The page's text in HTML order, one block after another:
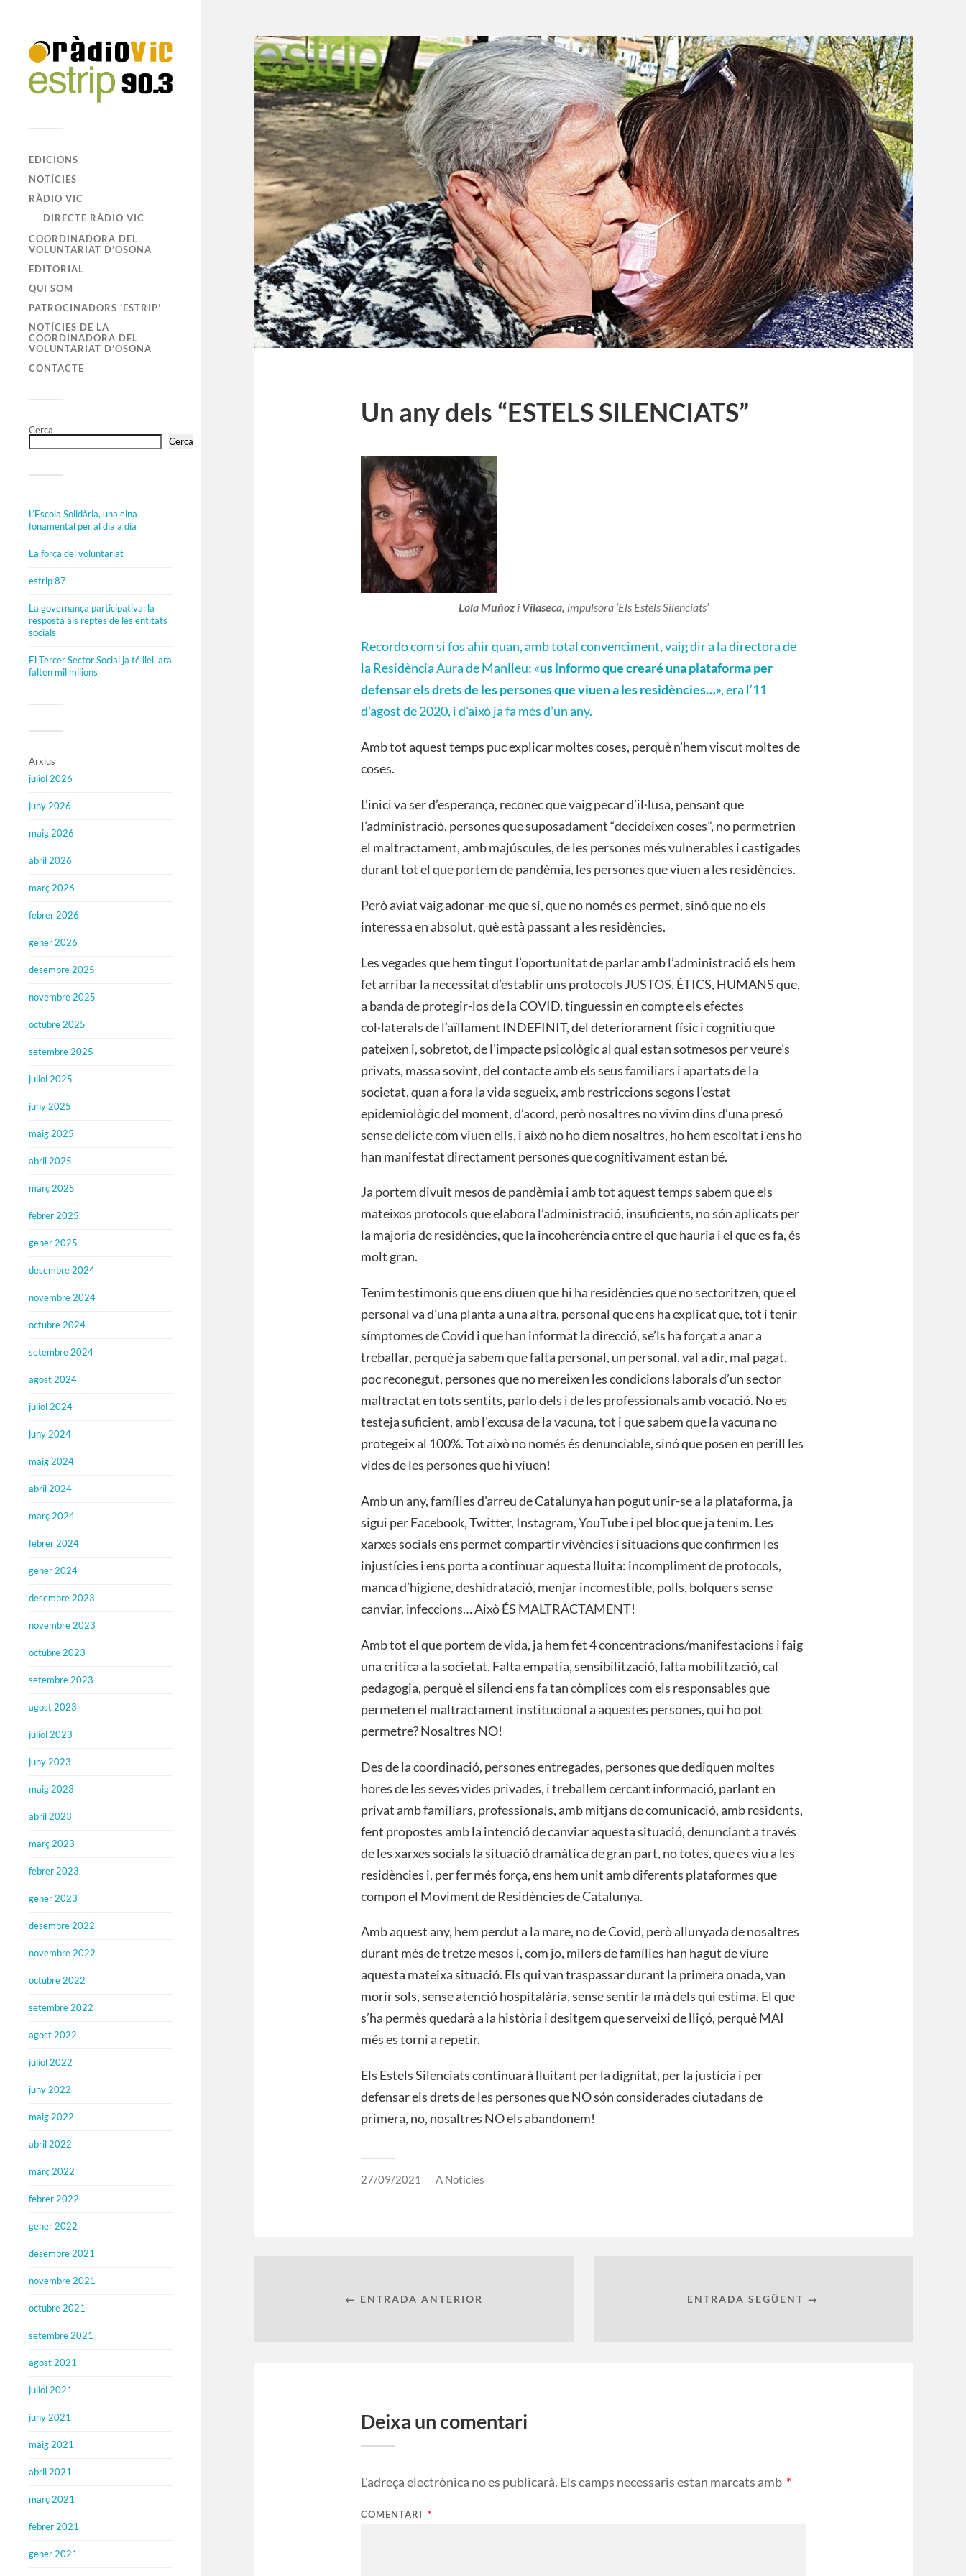
EDICIONS
NOTÍCIES
RÀDIO VIC
DIRECTE RÀDIO VIC
COORDINADORA DEL
VOLUNTARIAT D’OSONA
EDITORIAL
QUI SOM
PATROCINADORS ‘ESTRIP’
NOTÍCIES DE LA
COORDINADORA DEL
VOLUNTARIAT D’OSONA
CONTACTE
Cerca
Cerca
L’Escola Solidària, una eina
fonamental per al dia a dia
La força del voluntariat
estrip 87
La governança participativa: la
resposta als reptes de les entitats
socials
El Tercer Sector Social ja té llei, ara
falten mil milions
Arxius
juliol 2026
juny 2026
maig 2026
abril 2026
març 2026
febrer 2026
gener 2026
desembre 2025
novembre 2025
octubre 2025
setembre 2025
juliol 2025
juny 2025
maig 2025
abril 2025
març 2025
febrer 2025
gener 2025
desembre 2024
novembre 2024
octubre 2024
setembre 2024
agost 2024
juliol 2024
juny 2024
maig 2024
abril 2024
març 2024
febrer 2024
gener 2024
desembre 2023
novembre 2023
octubre 2023
setembre 2023
agost 2023
juliol 2023
juny 2023
maig 2023
abril 2023
març 2023
febrer 2023
gener 2023
desembre 2022
novembre 2022
octubre 2022
setembre 2022
agost 2022
juliol 2022
juny 2022
maig 2022
abril 2022
març 2022
febrer 2022
gener 2022
desembre 2021
novembre 2021
octubre 2021
setembre 2021
agost 2021
juliol 2021
juny 2021
maig 2021
abril 2021
març 2021
febrer 2021
gener 2021
Un any dels “ESTELS SILENCIATS”
Lola Muñoz i Vilaseca, impulsora ‘Els Estels Silenciats’
Recordo com si fos ahir quan, amb total convenciment, vaig dir a la directora de
la Residència Aura de Manlleu: «us informo que crearé una plataforma per
defensar els drets de les persones que viuen a les residències…», era l’11
d’agost de 2020, i d’això ja fa més d’un any.
Amb tot aquest temps puc explicar moltes coses, perquè n’hem viscut moltes de
coses.
L’inici va ser d’esperança, reconec que vaig pecar d’il·lusa, pensant que
l’administració, persones que suposadament “decideixen coses”, no permetrien
el maltractament, amb majúscules, de les persones més vulnerables i castigades
durant tot el que portem de pandèmia, les persones que viuen a les residències.
Però aviat vaig adonar-me que sí, que no només es permet, sinó que no els
interessa en absolut, què està passant a les residències.
Les vegades que hem tingut l’oportunitat de parlar amb l’administració els hem
fet arribar la necessitat d’establir uns protocols JUSTOS, ÈTICS, HUMANS que,
a banda de protegir-los de la COVID, tinguessin en compte els efectes
col·laterals de l’aïllament INDEFINIT, del deteriorament físic i cognitiu que
pateixen i, sobretot, de l’impacte psicològic al qual estan sotmesos per veure’s
privats, massa sovint, del contacte amb els seus familiars i apartats de la
societat, quan a fora la vida segueix, amb restriccions segons l’estat
epidemiològic del moment, d’acord, però nosaltres no vivim dins d’una presó
sense delicte com viuen ells, i això no ho diem nosaltres, ho hem escoltat i ens ho
han manifestat directament persones que cognitivament estan bé.
Ja portem divuit mesos de pandèmia i amb tot aquest temps sabem que els
mateixos protocols que elabora l’administració, insuficients, no són aplicats per
la majoria de residències, que la incoherència entre el que hauria i el que es fa, és
molt gran.
Tenim testimonis que ens diuen que hi ha residències que no sectoritzen, que el
personal va d’una planta a una altra, personal que ens ha explicat que, tot i tenir
símptomes de Covid i que han informat la direcció, se’ls ha forçat a anar a
treballar, perquè ja sabem que falta personal, un personal, val a dir, mal pagat,
poc reconegut, persones que no mereixen les condicions laborals d’un sector
maltractat en tots sentits, parlo dels i de les professionals amb vocació. No es
testeja suficient, amb l’excusa de la vacuna, tot i que sabem que la vacuna no
protegeix al 100%. Tot això no només és denunciable, sinó que posen en perill les
vides de les persones que hi viuen!
Amb un any, famílies d’arreu de Catalunya han pogut unir-se a la plataforma, ja
sigui per Facebook, Twitter, Instagram, YouTube i pel bloc que ja tenim. Les
xarxes socials ens permet compartir vivències i situacions que confirmen les
injustícies i ens porta a continuar aquesta lluita: incompliment de protocols,
manca d’higiene, deshidratació, menjar incomestible, polls, bolquers sense
canviar, infeccions… Això ÉS MALTRACTAMENT!
Amb tot el que portem de vida, ja hem fet 4 concentracions/manifestacions i faig
una crítica a la societat. Falta empatia, sensibilització, falta mobilització, cal
pedagogia, perquè el silenci ens fa tan còmplices com els responsables que
permeten el maltractament institucional a aquestes persones, qui ho pot
permetre? Nosaltres NO!
Des de la coordinació, persones entregades, persones que dediquen moltes
hores de les seves vides privades, i treballem cercant informació, parlant en
privat amb familiars, professionals, amb mitjans de comunicació, amb residents,
fent propostes amb la intenció de canviar aquesta situació, denunciant a través
de les xarxes socials la situació dramàtica de gran part, no totes, que es viu a les
residències i, per fer més força, ens hem unit amb diferents plataformes que
compon el Moviment de Residències de Catalunya.
Amb aquest any, hem perdut a la mare, no de Covid, però allunyada de nosaltres
durant més de tretze mesos i, com jo, milers de famílies han hagut de viure
aquesta mateixa situació. Els qui van traspassar durant la primera onada, van
morir sols, sense atenció hospitalària, sense sentir la mà dels qui estima. El que
s’ha permès quedarà a la història i desitgem que serveixi de lliçó, perquè MAI
més es torni a repetir.
Els Estels Silenciats continuarà lluitant per la dignitat, per la justícia i per
defensar els drets de les persones que NO són considerades ciutadans de
primera, no, nosaltres NO els abandonem!
27/09/2021 A Notícies
← ENTRADA ANTERIOR ENTRADA SEGÜENT →
Deixa un comentari
L'adreça electrònica no es publicarà. Els camps necessaris estan marcats amb *
COMENTARI *